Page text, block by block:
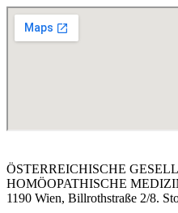
ÖSTERREICHISCHE
HOMÖOPATHISCHE
1190 Wien, Billrothstraße 2/8.